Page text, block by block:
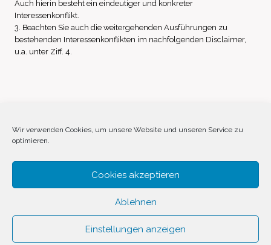
Wir verwenden Cookies, um unsere Website und unseren Service zu
optimieren.
Cookies akzeptieren
Ablehnen
Einstellungen anzeigen
Auch hierin besteht ein eindeutiger und konkreter
Interessenkonflikt.
3. Beachten Sie auch die weitergehenden Ausführungen zu
bestehenden Interessenkonflikten im nachfolgenden Disclaimer,
u.a. unter Ziff. 4.
Impressum Datenschutz
Disclaimer
© 2026 Invest Inside by